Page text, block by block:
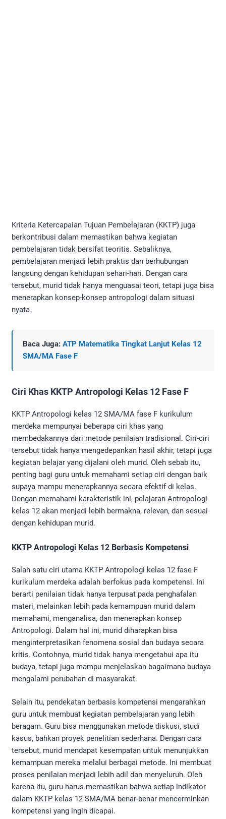
Kriteria Ketercapaian Tujuan Pembelajaran (KKTP) juga
berkontribusi dalam memastikan bahwa kegiatan
pembelajaran tidak bersifat teoritis. Sebaliknya,
pembelajaran menjadi lebih praktis dan berhubungan
langsung dengan kehidupan sehari-hari. Dengan cara
tersebut, murid tidak hanya menguasai teori, tetapi juga bisa
menerapkan konsep-konsep antropologi dalam situasi
nyata.
Baca Juga: ATP Matematika Tingkat Lanjut Kelas 12
SMA/MA Fase F
Ciri Khas KKTP Antropologi Kelas 12 Fase F
KKTP Antropologi kelas 12 SMA/MA fase F kurikulum
merdeka mempunyai beberapa ciri khas yang
membedakannya dari metode penilaian tradisional. Ciri-ciri
tersebut tidak hanya mengedepankan hasil akhir, tetapi juga
kegiatan belajar yang dijalani oleh murid. Oleh sebab itu,
penting bagi guru untuk memahami setiap ciri dengan baik
supaya mampu menerapkannya secara efektif di kelas.
Dengan memahami karakteristik ini, pelajaran Antropologi
kelas 12 akan menjadi lebih bermakna, relevan, dan sesuai
dengan kehidupan murid.
KKTP Antropologi Kelas 12 Berbasis Kompetensi
Salah satu ciri utama KKTP Antropologi kelas 12 fase F
kurikulum merdeka adalah berfokus pada kompetensi. Ini
berarti penilaian tidak hanya terpusat pada penghafalan
materi, melainkan lebih pada kemampuan murid dalam
memahami, menganalisa, dan menerapkan konsep
Antropologi. Dalam hal ini, murid diharapkan bisa
menginterpretasikan fenomena sosial dan budaya secara
kritis. Contohnya, murid tidak hanya mengetahui apa itu
budaya, tetapi juga mampu menjelaskan bagaimana budaya
mengalami perubahan di masyarakat.
Selain itu, pendekatan berbasis kompetensi mengarahkan
guru untuk membuat kegiatan pembelajaran yang lebih
beragam. Guru bisa menggunakan metode diskusi, studi
kasus, bahkan proyek penelitian sederhana. Dengan cara
tersebut, murid mendapat kesempatan untuk menunjukkan
kemampuan mereka melalui berbagai metode. Ini membuat
proses penilaian menjadi lebih adil dan menyeluruh. Oleh
karena itu, guru harus memastikan bahwa setiap indikator
dalam KKTP kelas 12 SMA/MA benar-benar mencerminkan
kompetensi yang ingin dicapai.